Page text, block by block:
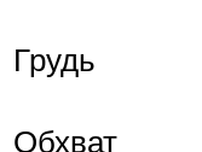
Грудь
Обхват